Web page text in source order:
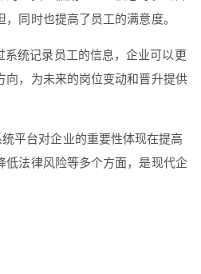
同时也提高了员工的满意度。
系统记录员工的信息，企业可以更
向，为未来的岗位变动和晋升提供
平台对企业的重要性体现在提高
低法律风险等多个方面，是现代企